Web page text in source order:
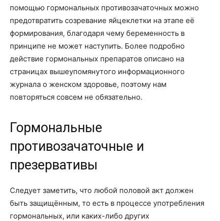
помощью гормональных противозачаточных можно
предотвратить созревание яйцеклетки на этапе её
формирования, благодаря чему беременность в
принципе не может наступить. Более подробно
действие гормональных препаратов описано на
страницах вышеупомянутого информационного
журнала о женском здоровье, поэтому нам
повторяться совсем не обязательно.
Гормональные
противозачаточные и
презервативы
Следует заметить, что любой половой акт должен
быть защищённым, то есть в процессе употребления
гормональных, или каких-либо других